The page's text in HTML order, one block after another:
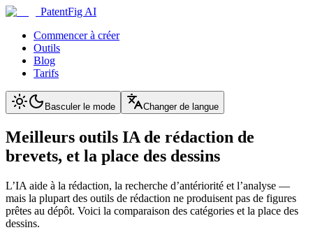
PatentFig AI
Commencer à créer
Outils
Blog
Tarifs
Basculer le mode Changer de langue
Meilleurs outils IA de rédaction de
brevets, et la place des dessins
L’IA aide à la rédaction, la recherche d’antériorité et l’analyse —
mais la plupart des outils de rédaction ne produisent pas de figures
prêtes au dépôt. Voici la comparaison des catégories et la place des
dessins.